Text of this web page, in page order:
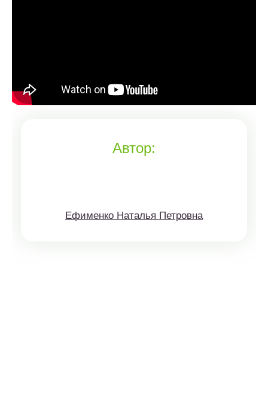
Автор:
Ефименко Наталья Петровна